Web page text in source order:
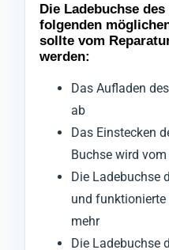
Die Ladebuchse
folgenden
sollte vom
werden:
Das Aufladen
ab
Das Einstecken
Buchse wird
Die Ladebuchse
und
mehr
Die Ladebuchse